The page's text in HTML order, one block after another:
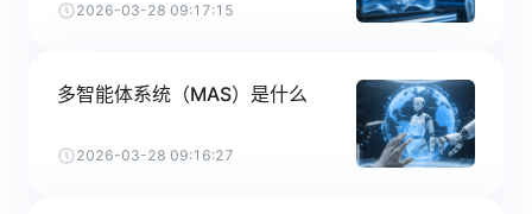
2026-03-28 09:17:15
多智能体系统（MAS）是什么
2026-03-28 09:16:27